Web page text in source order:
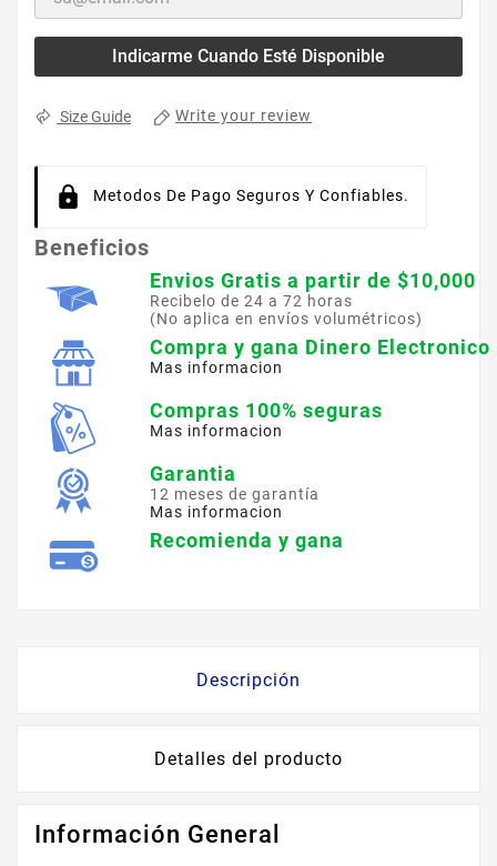
Indicarme Cuando Esté Disponible
Size Guide Write your review
Metodos De Pago Seguros Y Confiables.
Beneficios
Envios Gratis a partir de $10,000
Recibelo de 24 a 72 horas
(No aplica en envíos volumétricos)
Compra y gana Dinero Electronico
Mas informacion
Compras 100% seguras
Mas informacion
Garantia
12 meses de garantía
Mas informacion
Recomienda y gana
Descripción
Detalles del producto
Información General